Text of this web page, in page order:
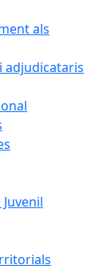
als
adjudicataris